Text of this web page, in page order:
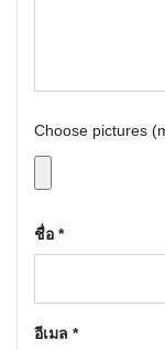
Choose pictures
ชื่อ *
อีเมล *